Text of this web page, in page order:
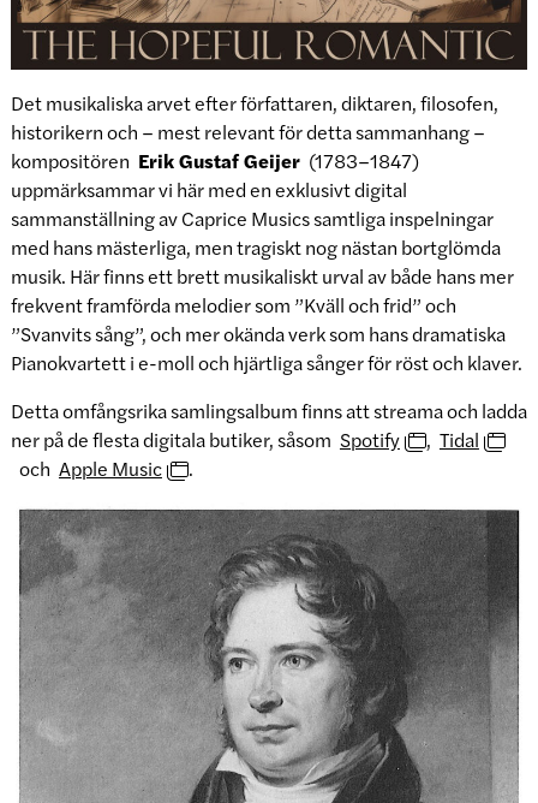
Det musikaliska arvet efter författaren, diktaren, filosofen,
historikern och – mest relevant för detta sammanhang –
kompositören Erik Gustaf Geijer(1783–1847)
uppmärksammar vi här med en exklusivt digital
sammanställning av Caprice Musics samtliga inspelningar
med hans mästerliga, men tragiskt nog nästan bortglömda
musik. Här finns ett brett musikaliskt urval av både hans mer
frekvent framförda melodier som ”Kväll och frid” och
”Svanvits sång”, och mer okända verk som hans dramatiska
Pianokvartett i e-moll och hjärtliga sånger för röst och klaver.
Detta omfångsrika samlingsalbum finns att streama och ladda
ner på de flesta digitala butiker, såsom Spotify , Tidal
och Apple Music .